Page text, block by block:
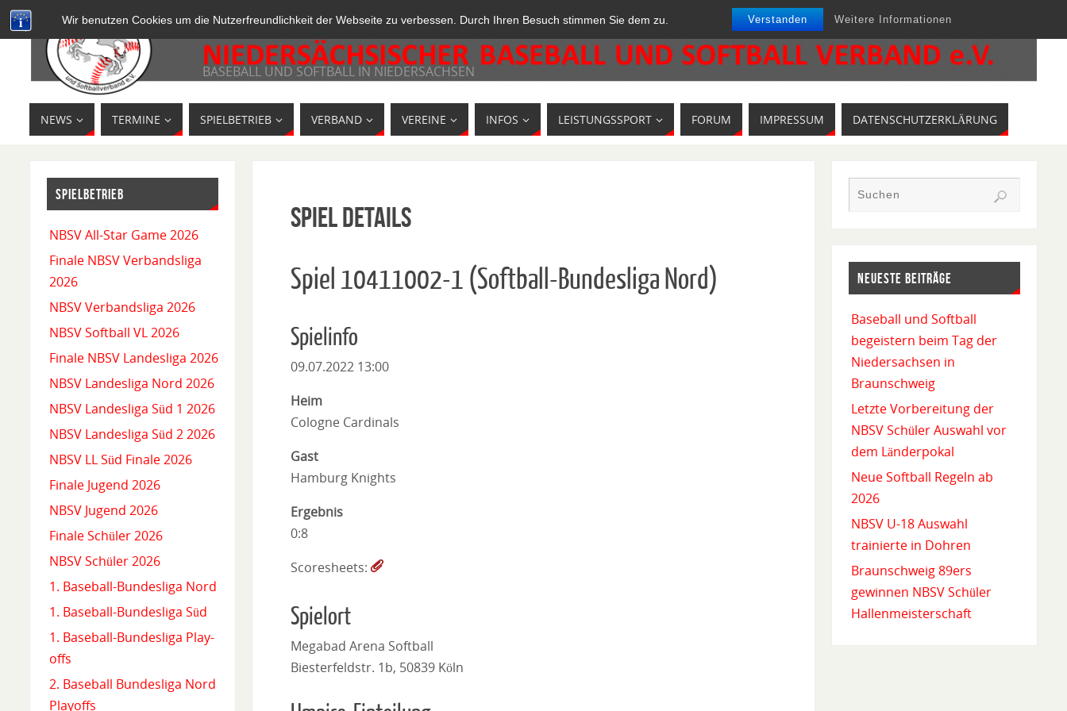
Wir benutzen Cookies um die Nutzerfreundlichkeit der Webseite zu verbessen. Durch Ihren Besuch stimmen Sie dem zu. Verstanden Weitere Informationen
BASEBALL UND SOFTBALL IN NIEDERSACHSEN
NEWS TERMINE SPIELBETRIEB VERBAND VEREINE INFOS LEISTUNGSSPORT FORUM IMPRESSUM DATENSCHUTZERKLÄRUNG
Spiel Details
Spiel 10411002-1 (Softball-Bundesliga Nord)
Spielinfo
09.07.2022 13:00
Heim
Cologne Cardinals
Gast
Hamburg Knights
Ergebnis
0:8
Scoresheets:
Spielort
Megabad Arena Softball
Biesterfeldstr. 1b, 50839 Köln
SPIELBETRIEB
NBSV All-Star Game 2026
Finale NBSV Verbandsliga
2026
NBSV Verbandsliga 2026
NBSV Softball VL 2026
Finale NBSV Landesliga 2026
NBSV Landesliga Nord 2026
NBSV Landesliga Süd 1 2026
NBSV Landesliga Süd 2 2026
NBSV LL Süd Finale 2026
Finale Jugend 2026
NBSV Jugend 2026
Finale Schüler 2026
NBSV Schüler 2026
1. Baseball-Bundesliga Nord
1. Baseball-Bundesliga Süd
1. Baseball-Bundesliga Play-
offs
2. Baseball Bundesliga Nord
Playoffs
NEUESTE BEITRÄGE
Baseball und Softball
begeistern beim Tag der
Niedersachsen in
Braunschweig
Letzte Vorbereitung der
NBSV Schüler Auswahl vor
dem Länderpokal
Neue Softball Regeln ab
2026
NBSV U-18 Auswahl
trainierte in Dohren
Braunschweig 89ers
gewinnen NBSV Schüler
Hallenmeisterschaft